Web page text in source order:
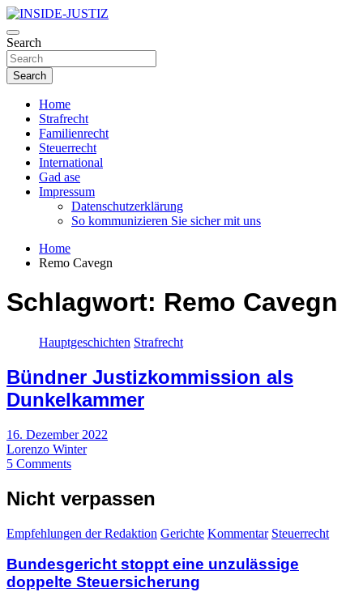
Skip
to
content
INSIDE-JUSTIZ
Investigativer Journalismus zur Dritten Gewalt
Search
Search
Home
Strafrecht
Familienrecht
Steuerrecht
International
Gad ase
Impressum
Datenschutzerklärung
So kommunizieren Sie sicher mit uns
Home
Remo Cavegn
Schlagwort: Remo Cavegn
Hauptgeschichten Strafrecht
Bündner Justizkommission als
Dunkelkammer
16. Dezember 2022
Lorenzo Winter
5 Comments
Nicht verpassen
Empfehlungen der Redaktion Gerichte Kommentar Steuerrecht
Bundesgericht stoppt eine unzulässige
doppelte Steuersicherung